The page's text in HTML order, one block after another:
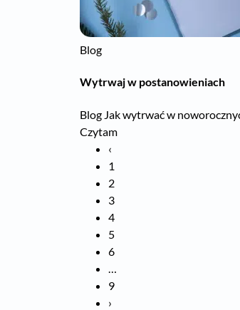
Blog
Wytrwaj w postanowieniach
Blog Jak wytrwać w
Czytam
‹
1
2
3
4
5
6
9
›